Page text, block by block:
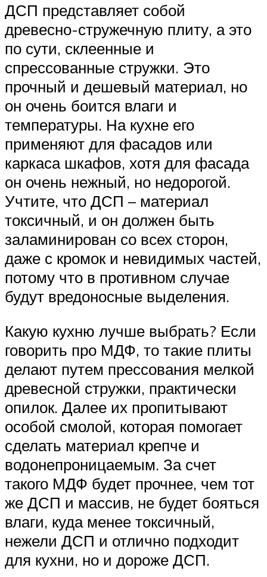
ДСП представляет собой
древесно-стружечную плиту, а это
по сути, склеенные и
спрессованные стружки. Это
прочный и дешевый материал, но
он очень боится влаги и
температуры. На кухне его
применяют для фасадов или
каркаса шкафов, хотя для фасада
он очень нежный, но недорогой.
Учтите, что ДСП – материал
токсичный, и он должен быть
заламинирован со всех сторон,
даже с кромок и невидимых частей,
потому что в противном случае
будут вредоносные выделения.
Какую кухню лучше выбрать? Если
говорить про МДФ, то такие плиты
делают путем прессования мелкой
древесной стружки, практически
опилок. Далее их пропитывают
особой смолой, которая помогает
сделать материал крепче и
водонепроницаемым. За счет
такого МДФ будет прочнее, чем тот
же ДСП и массив, не будет бояться
влаги, куда менее токсичный,
нежели ДСП и отлично подходит
для кухни, но и дороже ДСП.